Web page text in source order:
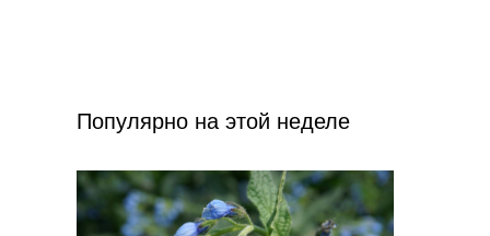
Популярно на этой неделе